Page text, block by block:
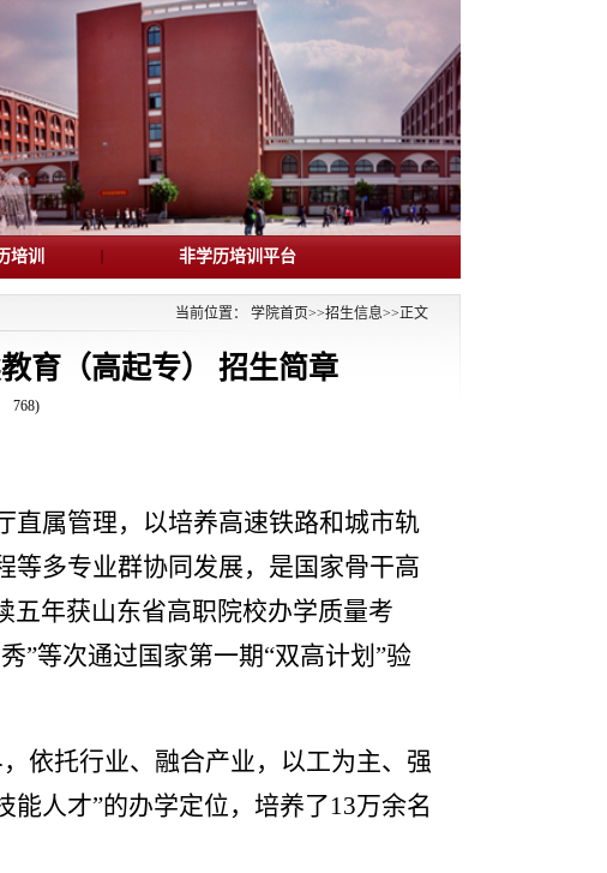
培训 非学历培训平台
当前位置： 学院首页>>招生信息>>正文
育（高起专） 招生简章
768)
直属管理，以培养高速铁路和城市轨
等多专业群协同发展，是国家骨干高
五年获山东省高职院校办学质量考
”等次通过国家第一期“双高计划”验
依托行业、融合产业，以工为主、强
人才”的办学定位，培养了13万余名